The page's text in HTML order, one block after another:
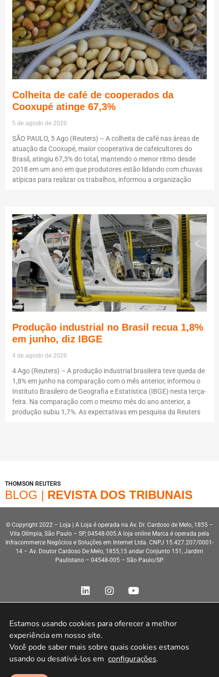
Colheita de café de cooperados da
Cooxupé atinge 67,3%
5 de agosto de 2026
SÃO PAULO, 5 Ago (Reuters) – A colheita de café nas áreas de
atuação da Cooxupé, maior cooperativa de cafeicultores do
Brasil, atingiu 67,3% do total, mantendo o menor ritmo desde
2018 em um ano em que produtores estão lidando com chuvas
atípicas para realizar os trabalhos, informou a organização
Produção industrial no Brasil recua 1,8%
em junho, diz IBGE
4 de agosto de 2026
4 Ago (Reuters) – A produção industrial brasileira teve queda de
1,8% em junho na comparação com o mês anterior, informou o
Instituto Brasileiro de Geografia e Estatística (IBGE) nesta terça-
feira. Na comparação com o mesmo mês do ano anterior, a
produção subiu 1,7%. As expectativas em pesquisa da Reuters
THOMSON REUTERS
BLOG | REVISTA DOS TRIBUNAIS
© Copyright 2022 – Loja | A Loja é operada na Av. Dr. Cardoso de Melo, 1855 –
Vila Olímpia, São Paulo – SP, 04548-005.A loja online Marca é operada pela
Infracommerce Negócios e Soluções em Internet Ltda. CNPJ 15.427.207/0001-
14 – Av. Doutor Cardoso De Melo, 1855,15 andar Conjunto 151, Jardim
Paulistano – 04548-005 – São Paulo/SP.
Estamos usando cookies para oferecer a melhor
experiência em nosso site.
Você pode saber mais sobre quais cookies estamos
usando ou desativá-los em configurações.